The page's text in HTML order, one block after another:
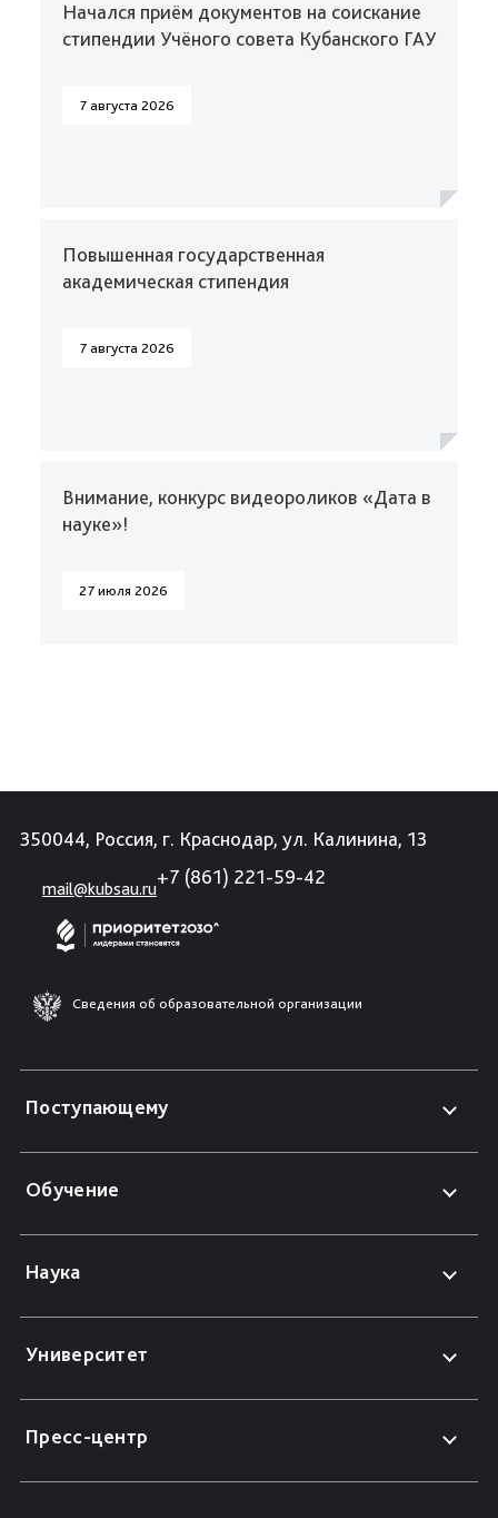
Начался приём документов на соискание
стипендии Учёного совета Кубанского ГАУ
7 августа 2026
Повышенная государственная
академическая стипендия
7 августа 2026
Внимание, конкурс видеороликов «Дата в
науке»!
27 июля 2026
350044, Россия, г. Краснодар, ул. Калинина, 13
mail@kubsau.ru
+7 (861) 221-59-42
Сведения об образовательной организации
Поступающему
Обучение
Наука
Университет
Пресс-центр